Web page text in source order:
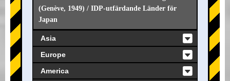
(Genève, 1949) / IDP-utfärdande Länder för
Japan
Asia
Europe
America